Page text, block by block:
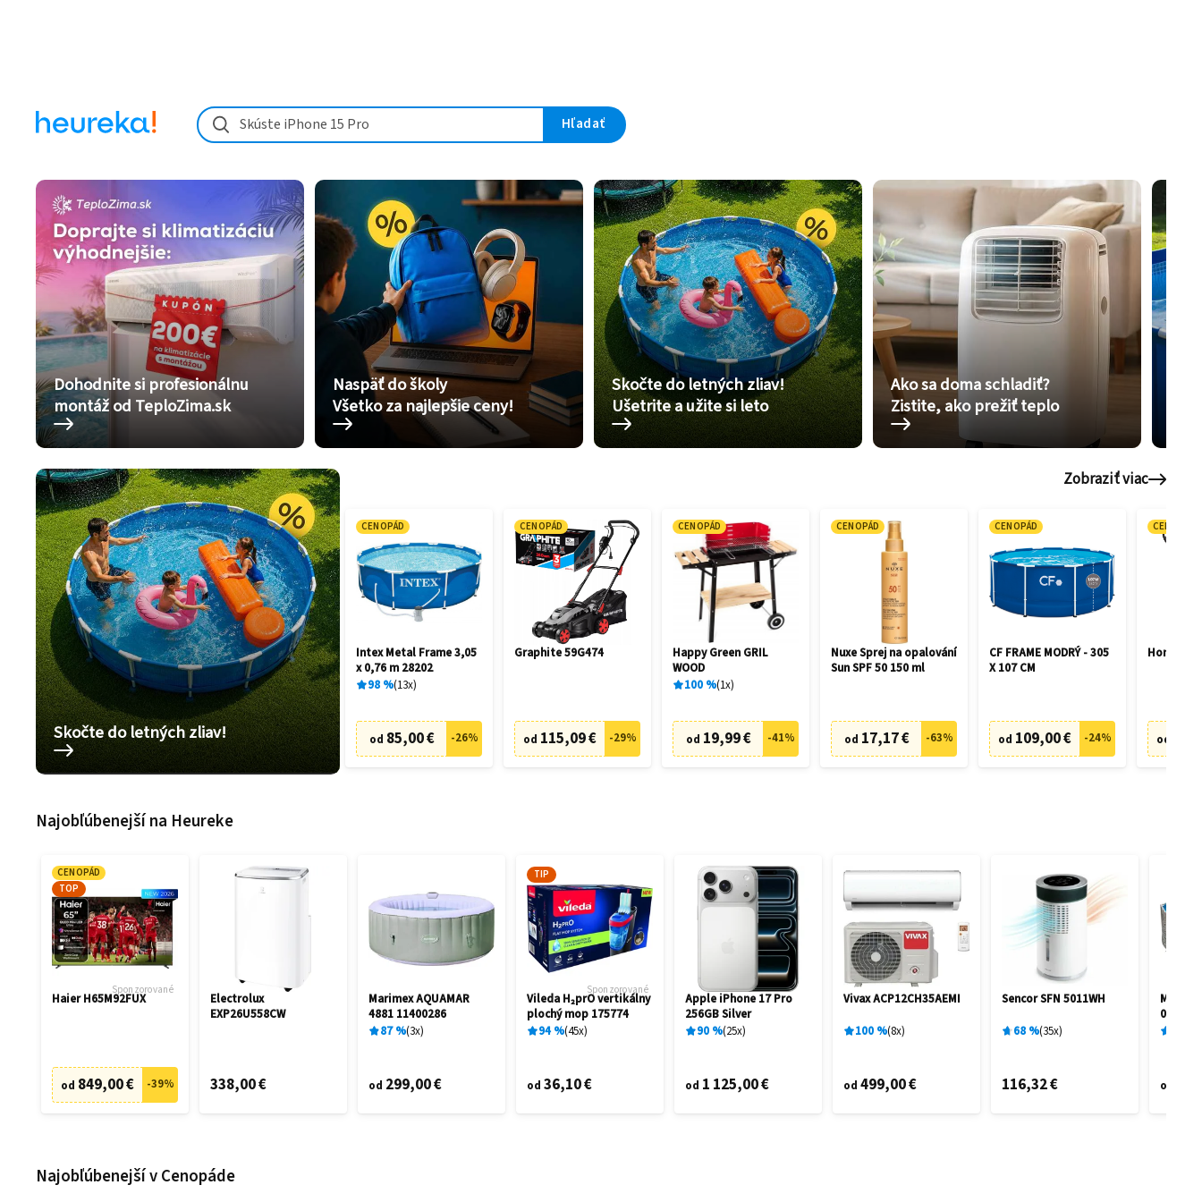
Skúste iPhone 15 Pro Hľadať
Dohodnite si profesionálnu
montáž od TeploZima.sk
Naspäť do školy
Všetko za najlepšie ceny!
Skočte do letných zliav!
Ušetrite a užite si leto
Ako sa doma schladiť?
Zistite, ako prežiť teplo
Skočte do letných zliav!
Zobraziť viac
CENOPÁD
Intex Metal Frame 3,05
x 0,76 m 28202
98 % 13x
od 85,00 € -26%
CENOPÁD
Graphite 59G474
od 115,09 € -29%
CENOPÁD
Happy Green GRIL
WOOD
100 % 1x
od 19,99 € -41%
CENOPÁD
Nuxe Sprej na opalování
Sun SPF 50 150 ml
od 17,17 € -63%
CENOPÁD
CF FRAME MODRÝ - 305
X 107 CM
od 109,00 € -24%
CENOPÁD
Honda
od
Najobľúbenejší na Heureke
CENOPÁD
TOP
Sponzorované
Haier H65M92FUX
od 849,00 € -39%
Electrolux
EXP26U558CW
338,00 €
Marimex AQUAMAR
4881 11400286
87% 3x
od 299,00 €
TIP
Sponzorované
Vileda H₂prO vertikálny
plochý mop 175774
94% 45x
od 36,10 €
Apple iPhone 17 Pro
256GB Silver
90 % 25x
od 1 125,00 €
Vivax ACP12CH35AEMI
100 % 8x
od 499,00 €
Sencor SFN 5011WH
68 % 35x
116,32 €
0,91 M
od
Najobľúbenejší v Cenopáde